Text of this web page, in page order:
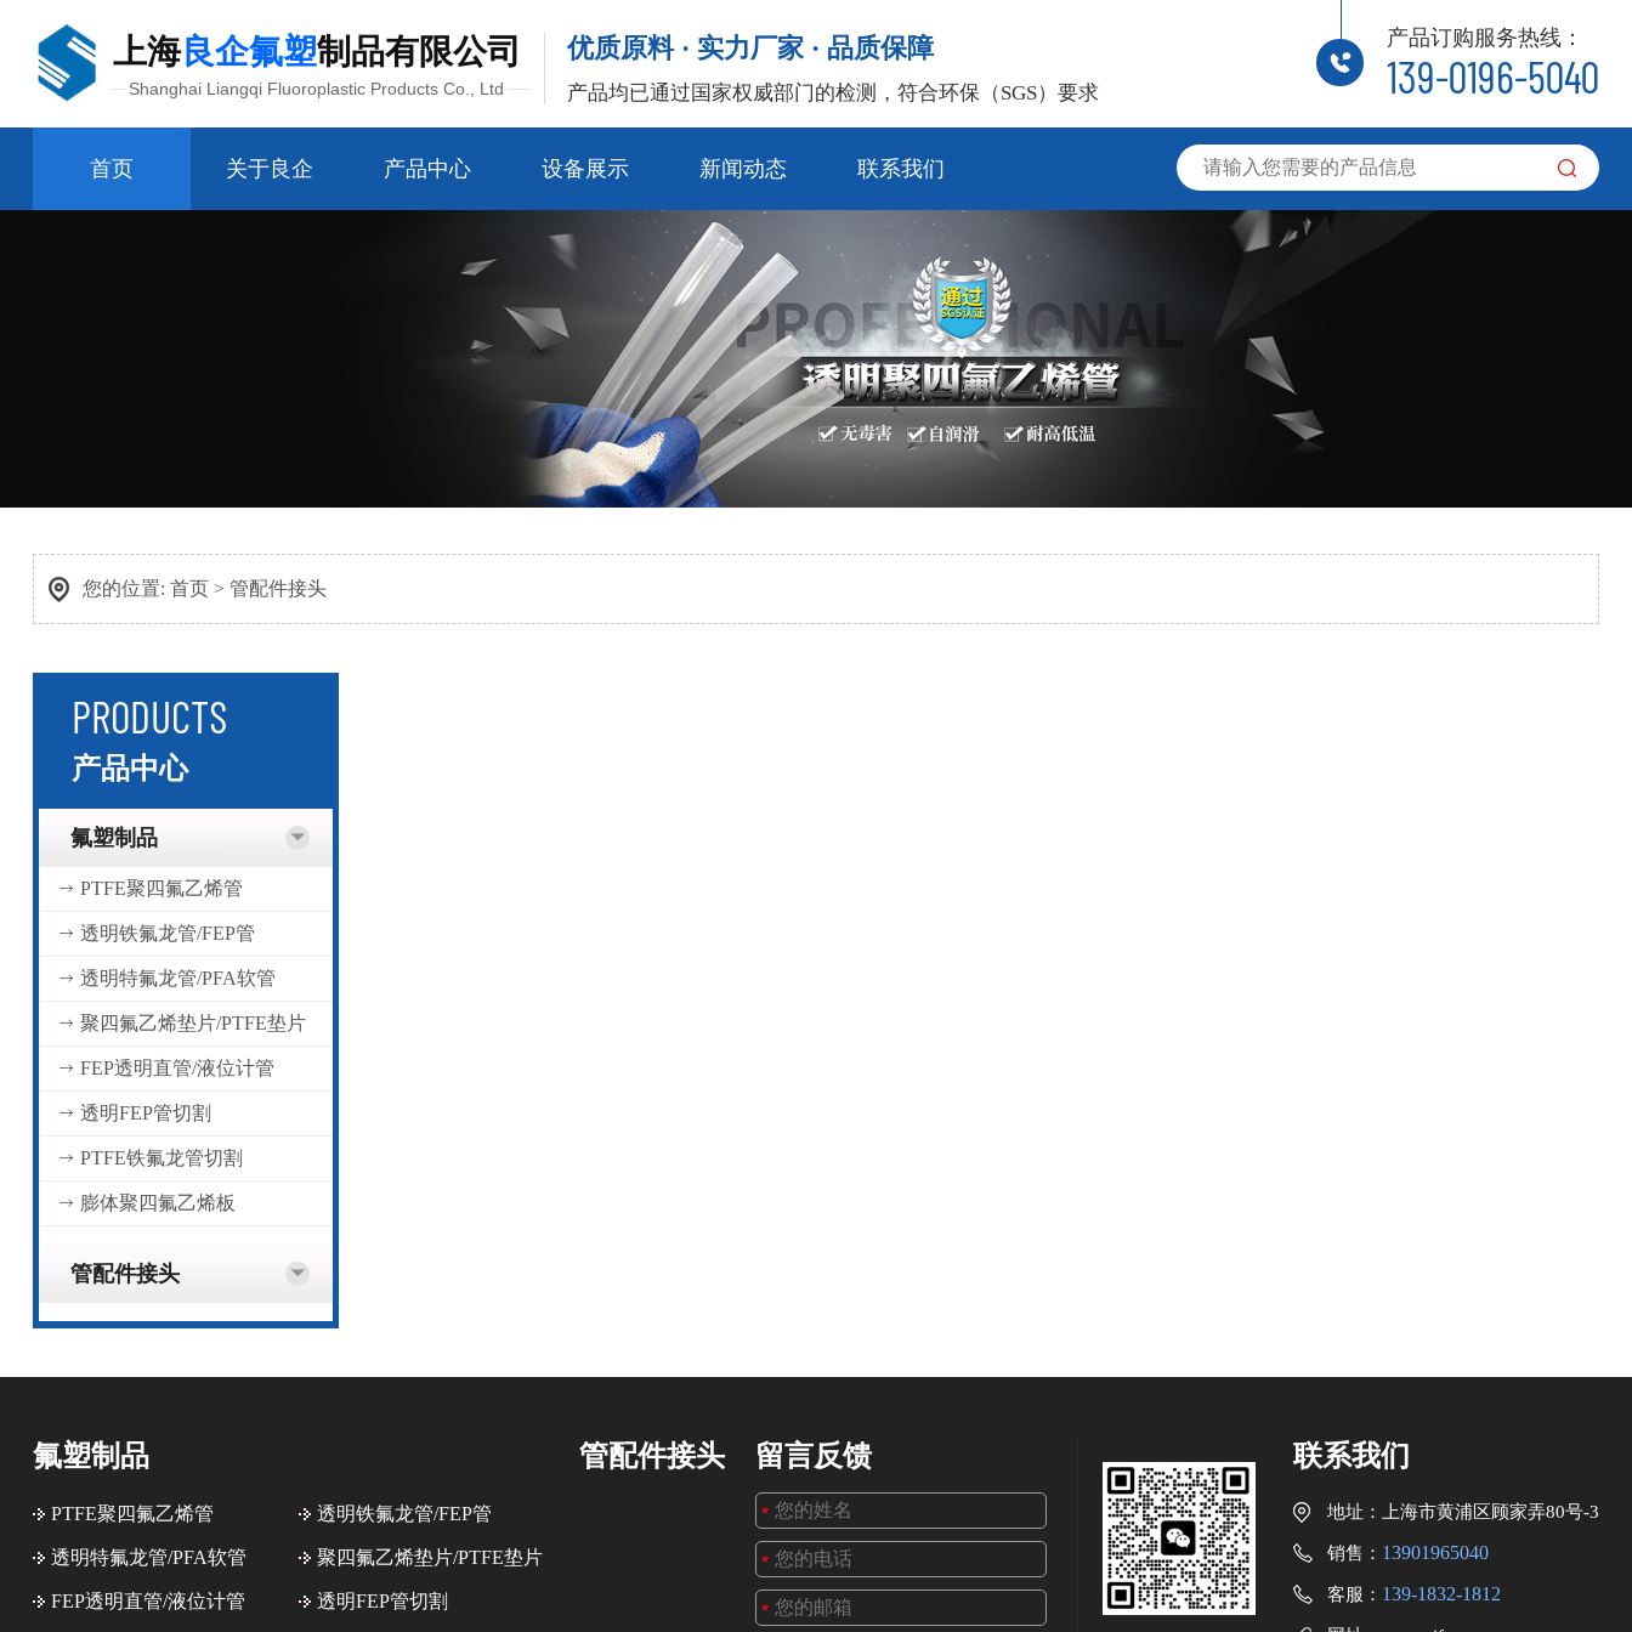
上海良企氟塑制品有限公司
Shanghai Liangqi Fluoroplastic Products Co., Ltd
优质原料 · 实力厂家 · 品质保障
产品均已通过国家权威部门的检测，符合环保（SGS）要求
产品订购服务热线：
139-0196-5040
首页 关于良企 产品中心 设备展示 新闻动态
公司新闻
常见问题
联系我们
您的位置: 首页> 管配件接头
PRODUCTS
产品中心
氟塑制品
PTFE聚四氟乙烯管
透明铁氟龙管/FEP管
透明特氟龙管/PFA软管
聚四氟乙烯垫片/PTFE垫片
FEP透明直管/液位计管
透明FEP管切割
PTFE铁氟龙管切割
膨体聚四氟乙烯板
管配件接头
氟塑制品
PTFE聚四氟乙烯管 透明铁氟龙管/FEP管
透明特氟龙管/PFA软管 聚四氟乙烯垫片/PTFE垫片
FEP透明直管/液位计管 透明FEP管切割
管配件接头 留言反馈 联系我们
地址：上海市黄浦区顾家弄80号-3
销售： 13901965040
客服： 139-1832-1812